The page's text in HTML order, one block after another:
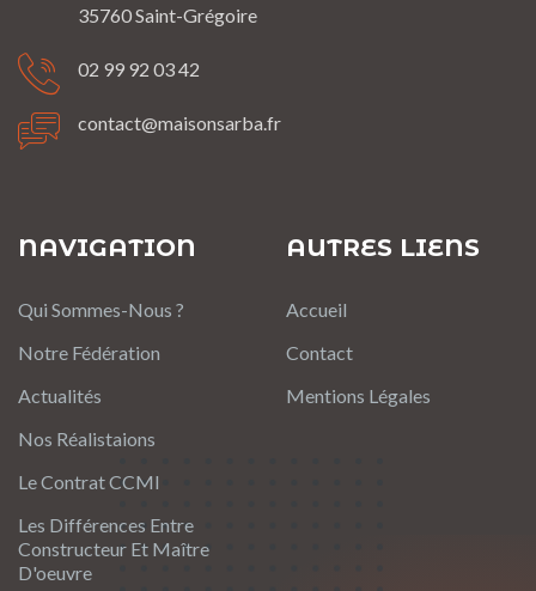
35760 Saint-Grégoire
02 99 92 03 42
contact@maisonsarba.fr
NAVIGATION
Qui Sommes-Nous ?
Notre Fédération
Actualités
Nos Réalistaions
Le Contrat CCMI
Les Différences Entre
Constructeur Et Maître
D'oeuvre
AUTRES LIENS
Accueil
Contact
Mentions Légales